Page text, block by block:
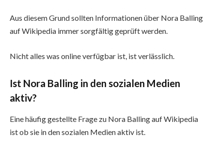
Aus diesem Grund sollten Informationen über Nora Balling
auf Wikipedia immer sorgfältig geprüft werden.
Nicht alles was online verfügbar ist, ist verlässlich.
Ist Nora Balling in den sozialen Medien
aktiv?
Eine häufig gestellte Frage zu Nora Balling auf Wikipedia
ist ob sie in den sozialen Medien aktiv ist.